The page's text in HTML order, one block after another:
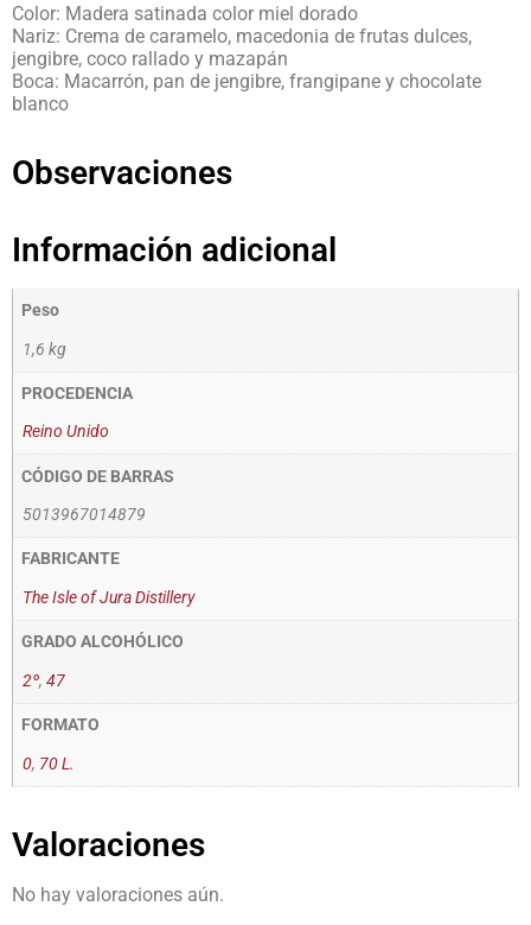
Color: Madera satinada color miel dorado
Nariz: Crema de caramelo, macedonia de frutas dulces,
jengibre, coco rallado y mazapán
Boca: Macarrón, pan de jengibre, frangipane y chocolate
blanco
Observaciones
Información adicional
Peso
1,6 kg
PROCEDENCIA
Reino Unido
CÓDIGO DE BARRAS
5013967014879
FABRICANTE
The Isle of Jura Distillery
GRADO ALCOHÓLICO
2º, 47
FORMATO
0, 70 L.
Valoraciones
No hay valoraciones aún.